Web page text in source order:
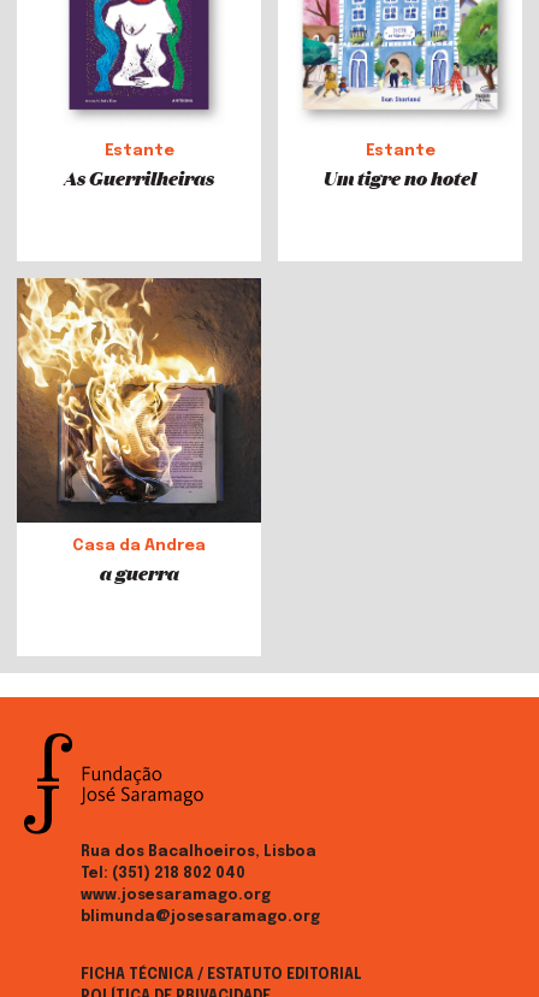
Estante
As Guerrilheiras
Estante
Um tigre no hotel
Casa da Andrea
a guerra
Rua dos Bacalhoeiros, Lisboa
Tel: (351) 218 802 040
www.josesaramago.org
blimunda@josesaramago.org
FICHA TÉCNICA / ESTATUTO EDITORIAL